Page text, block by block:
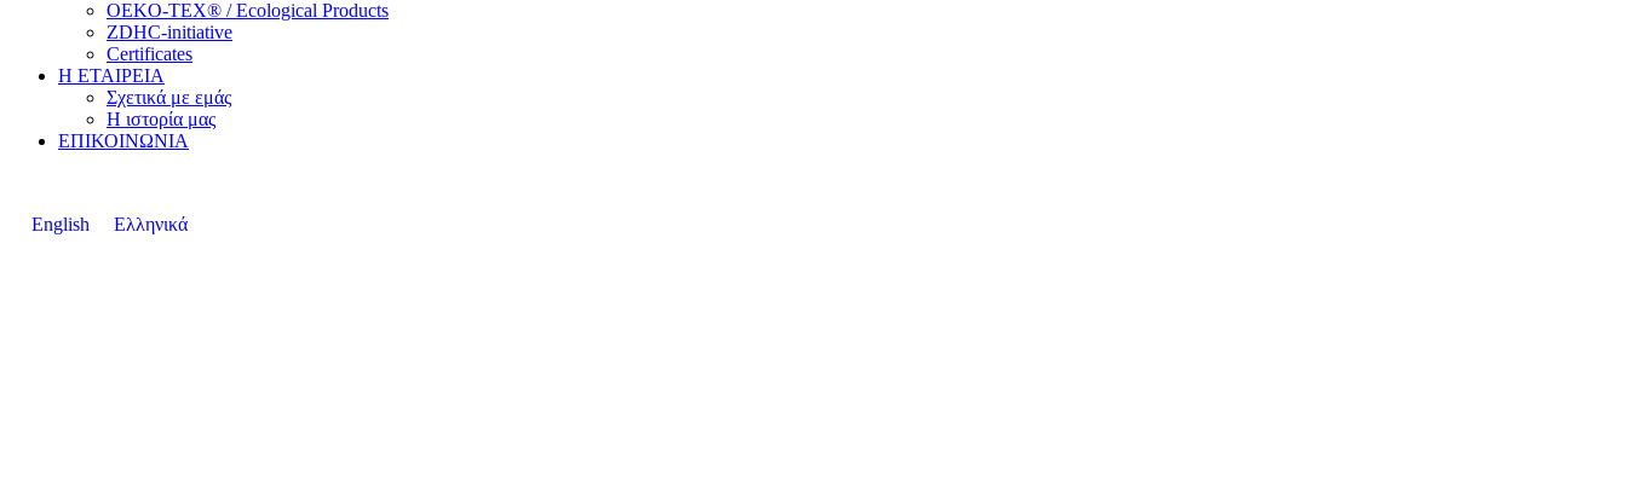
OEKO-TEX® / Ecological Products
ZDHC-initiative
Certificates
Η ΕΤΑΙΡΕΙΑ
Σχετικά με εμάς
Η ιστορία μας
ΕΠΙΚΟΙΝΩΝΙΑ
English Ελληνικά